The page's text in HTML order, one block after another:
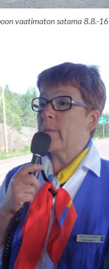
vaatimaton satama 8.8.-16